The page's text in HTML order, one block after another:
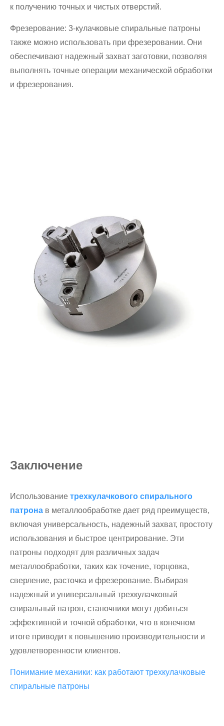
к получению точных и чистых отверстий.
Фрезерование: 3-кулачковые спиральные патроны
также можно использовать при фрезеровании. Они
обеспечивают надежный захват заготовки, позволяя
выполнять точные операции механической обработки
и фрезерования.
Заключение
Использование трехкулачкового спирального
патрона в металлообработке дает ряд преимуществ,
включая универсальность, надежный захват, простоту
использования и быстрое центрирование. Эти
патроны подходят для различных задач
металлообработки, таких как точение, торцовка,
сверление, расточка и фрезерование. Выбирая
надежный и универсальный трехкулачковый
спиральный патрон, станочники могут добиться
эффективной и точной обработки, что в конечном
итоге приводит к повышению производительности и
удовлетворенности клиентов.
Понимание механики: как работают трехкулачковые
спиральные патроны